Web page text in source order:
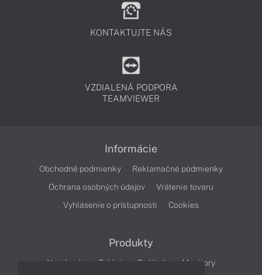
KONTAKTUJTE NÁS
VZDIALENÁ PODPORA
TEAMVIEWER
Informácie
Obchodné podmienky
Reklamačné podmienky
Ochrana osobných údajov
Vrátenie tovaru
Vyhlásenie o prístupnosti
Cookies
Produkty
Notebooky Tablety Počítače Monitory